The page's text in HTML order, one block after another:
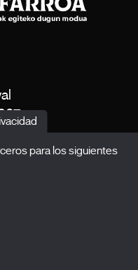
para los siguientes